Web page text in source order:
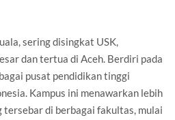
sering disingkat USK,
dan tertua di Aceh. Berdiri pada
pusat pendidikan tinggi
Kampus ini menawarkan lebih
di berbagai fakultas, mulai